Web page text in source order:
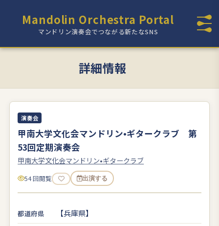
Mandolin Orchestra Portal
マンドリン演奏会でつながる新たなSNS
詳細情報
演奏会
甲南大学文化会マンドリン•ギタークラブ 第
53回定期演奏会
甲南大学文化会マンドリン•ギタークラブ
54 回閲覧 出演する
都道府県 【兵庫県】